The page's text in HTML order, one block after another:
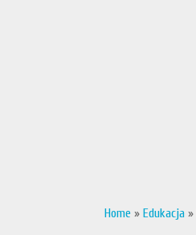
Home » Edukacja »